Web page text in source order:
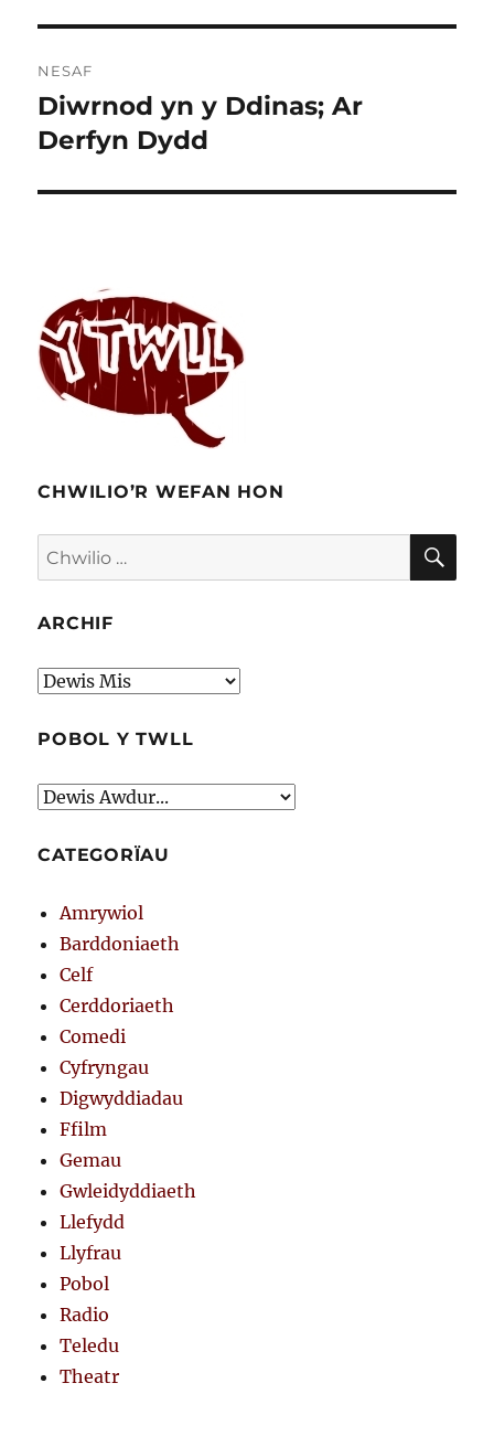
NESAF
Cofnod
nesaf:
Diwrnod yn y Ddinas; Ar
Derfyn Dydd
CHWILIO’R WEFAN HON
Chwilio
am:
ARCHIF
Archif
POBOL Y TWLL
CATEGORÏAU
Amrywiol
Barddoniaeth
Celf
Cerddoriaeth
Comedi
Cyfryngau
Digwyddiadau
Ffilm
Gemau
Gwleidyddiaeth
Llefydd
Llyfrau
Pobol
Radio
Teledu
Theatr